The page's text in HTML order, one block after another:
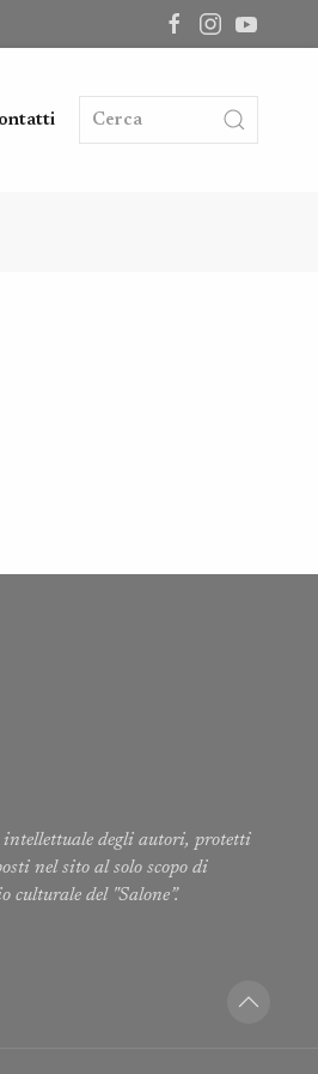
intellettuale degli autori, protetti
nel sito al solo scopo di
culturale del "Salone”.